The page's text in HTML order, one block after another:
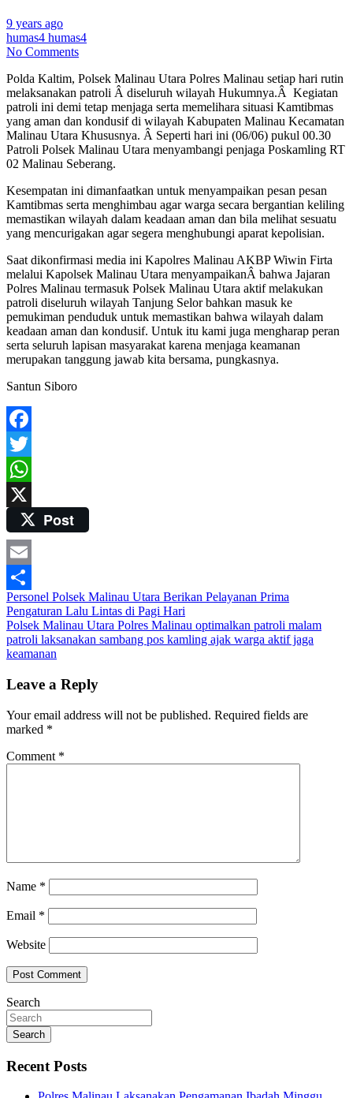
9 years ago
humas4 humas4
No Comments
Polda Kaltim, Polsek Malinau Utara Polres Malinau setiap hari rutin
melaksanakan patroli Â diseluruh wilayah Hukumnya.Â Kegiatan
patroli ini demi tetap menjaga serta memelihara situasi Kamtibmas
yang aman dan kondusif di wilayah Kabupaten Malinau Kecamatan
Malinau Utara Khususnya. Â Seperti hari ini (06/06) pukul 00.30
Patroli Polsek Malinau Utara menyambangi penjaga Poskamling RT
02 Malinau Seberang.
Kesempatan ini dimanfaatkan untuk menyampaikan pesan pesan
Kamtibmas serta menghimbau agar warga secara bergantian keliling
memastikan wilayah dalam keadaan aman dan bila melihat sesuatu
yang mencurigakan agar segera menghubungi aparat kepolisian.
Saat dikonfirmasi media ini Kapolres Malinau AKBP Wiwin Firta
melalui Kapolsek Malinau Utara menyampaikanÂ bahwa Jajaran
Polres Malinau termasuk Polsek Malinau Utara aktif melakukan
patroli diseluruh wilayah Tanjung Selor bahkan masuk ke
pemukiman penduduk untuk memastikan bahwa wilayah dalam
keadaan aman dan kondusif. Untuk itu kami juga mengharap peran
serta seluruh lapisan masyarakat karena menjaga keamanan
merupakan tanggung jawab kita bersama, pungkasnya.
Santun Siboro
Facebook
Twitter
WhatsApp
Post
Email
Share
Post
navigation
Personel Polsek Malinau Utara Berikan Pelayanan Prima
Pengaturan Lalu Lintas di Pagi Hari
Polsek Malinau Utara Polres Malinau optimalkan patroli malam
patroli laksanakan sambang pos kamling ajak warga aktif jaga
keamanan
Leave a Reply
Your email address will not be published. Required fields are
marked *
Comment *
Name *
Email *
Website
Search
Search
Recent Posts